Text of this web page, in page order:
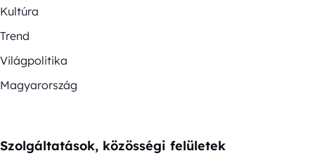
Kultúra
Trend
Világpolitika
Magyarország
Szolgáltatások, közösségi felületek